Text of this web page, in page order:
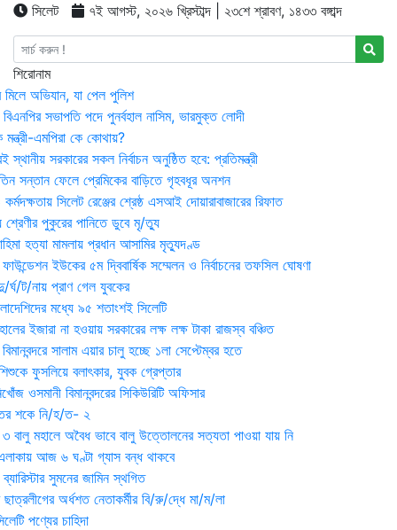
সিলেট ৭ই আগস্ট, ২০২৬ খ্রিস্টাব্দ | ২৩শে শ্রাবণ, ১৪৩৩ বঙ্গাব্দ
শিরোনাম
মিলে অভিযান, যা পেল পুলিশ
সভাপতি পদে পুনর্বহাল নাসিম, ভারমুক্ত লোদী
মন্ত্রী-এমপিরা কে কোথায়?
সরকারের সকল নির্বাচন অনুষ্ঠিত হবে: প্রতিমন্ত্রী
সন্তান ফেলে প্রেমিকের বাড়িতে গৃহবধূর অনশন
সিলেট রেঞ্জের শ্রেষ্ঠ এসআই দোয়ারাবাজারের রিফাত
শ্রেণীর পুকুরের পানিতে ডুবে মৃ/ত্যু
হত্যা মামলায় প্রধান আসামির মৃত্যুদণ্ড
ইউকের ৫ম দ্বিবার্ষিক সম্মেলন ও নির্বাচনের তফসিল ঘোষণা
ট/নায় প্রাণ গেল যুবকের
মধ্যে ৯৫ শতাংশই সিলেটি
ইজারা না হওয়ায় সরকারের লক্ষ লক্ষ টাকা রাজস্ব বঞ্চিত
সালাম এয়ার চালু হচ্ছে ১লা সেপ্টেম্বর হতে
ফুসলিয়ে বলাৎকার, যুবক গ্রেপ্তার
ওসমানী বিমানবন্দরের সিকিউরিটি অফিসার
শকে নি/হ/ত- ২
বালু মহালে অবৈধ ভাবে বালু উত্তোলনের সত্যতা পাওয়া যায় নি
আজ ৬ ঘণ্টা গ্যাস বন্ধ থাকবে
সুমনের জামিন স্থগিত
ছাত্রলীগের অর্ধশত নেতাকর্মীর বি/রু/দ্ধে মা/ম/লা
পণ্যের চাহিদা